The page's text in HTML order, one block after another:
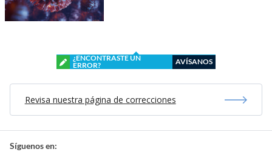
¿ENCONTRASTE UN
ERROR?
AVÍSANOS
Revisa nuestra página de correcciones
Síguenos en: